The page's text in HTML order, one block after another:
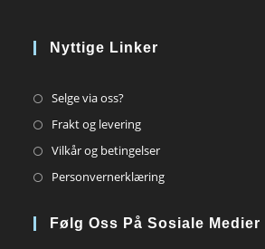
Nyttige Linker
Selge via oss?Opens
in
tab
Frakt og leveringOpens
in
tab
Vilkår og betingelserOpens
in
new
PersonvernerklæringOpens
a
Følg Oss På Sosiale Medier